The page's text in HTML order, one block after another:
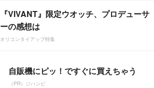
『VIVANT』限定ウオッチ、プロデューサ
ーの感想は
オリコンタイアップ特集
自販機にピッ！ですぐに買えちゃう
（PR）ジハンピ